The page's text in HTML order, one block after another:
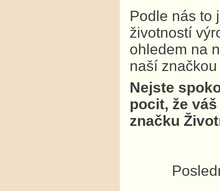
Podle nás to
životností
ohledem na
naší
Nejste
pocit, že
značku